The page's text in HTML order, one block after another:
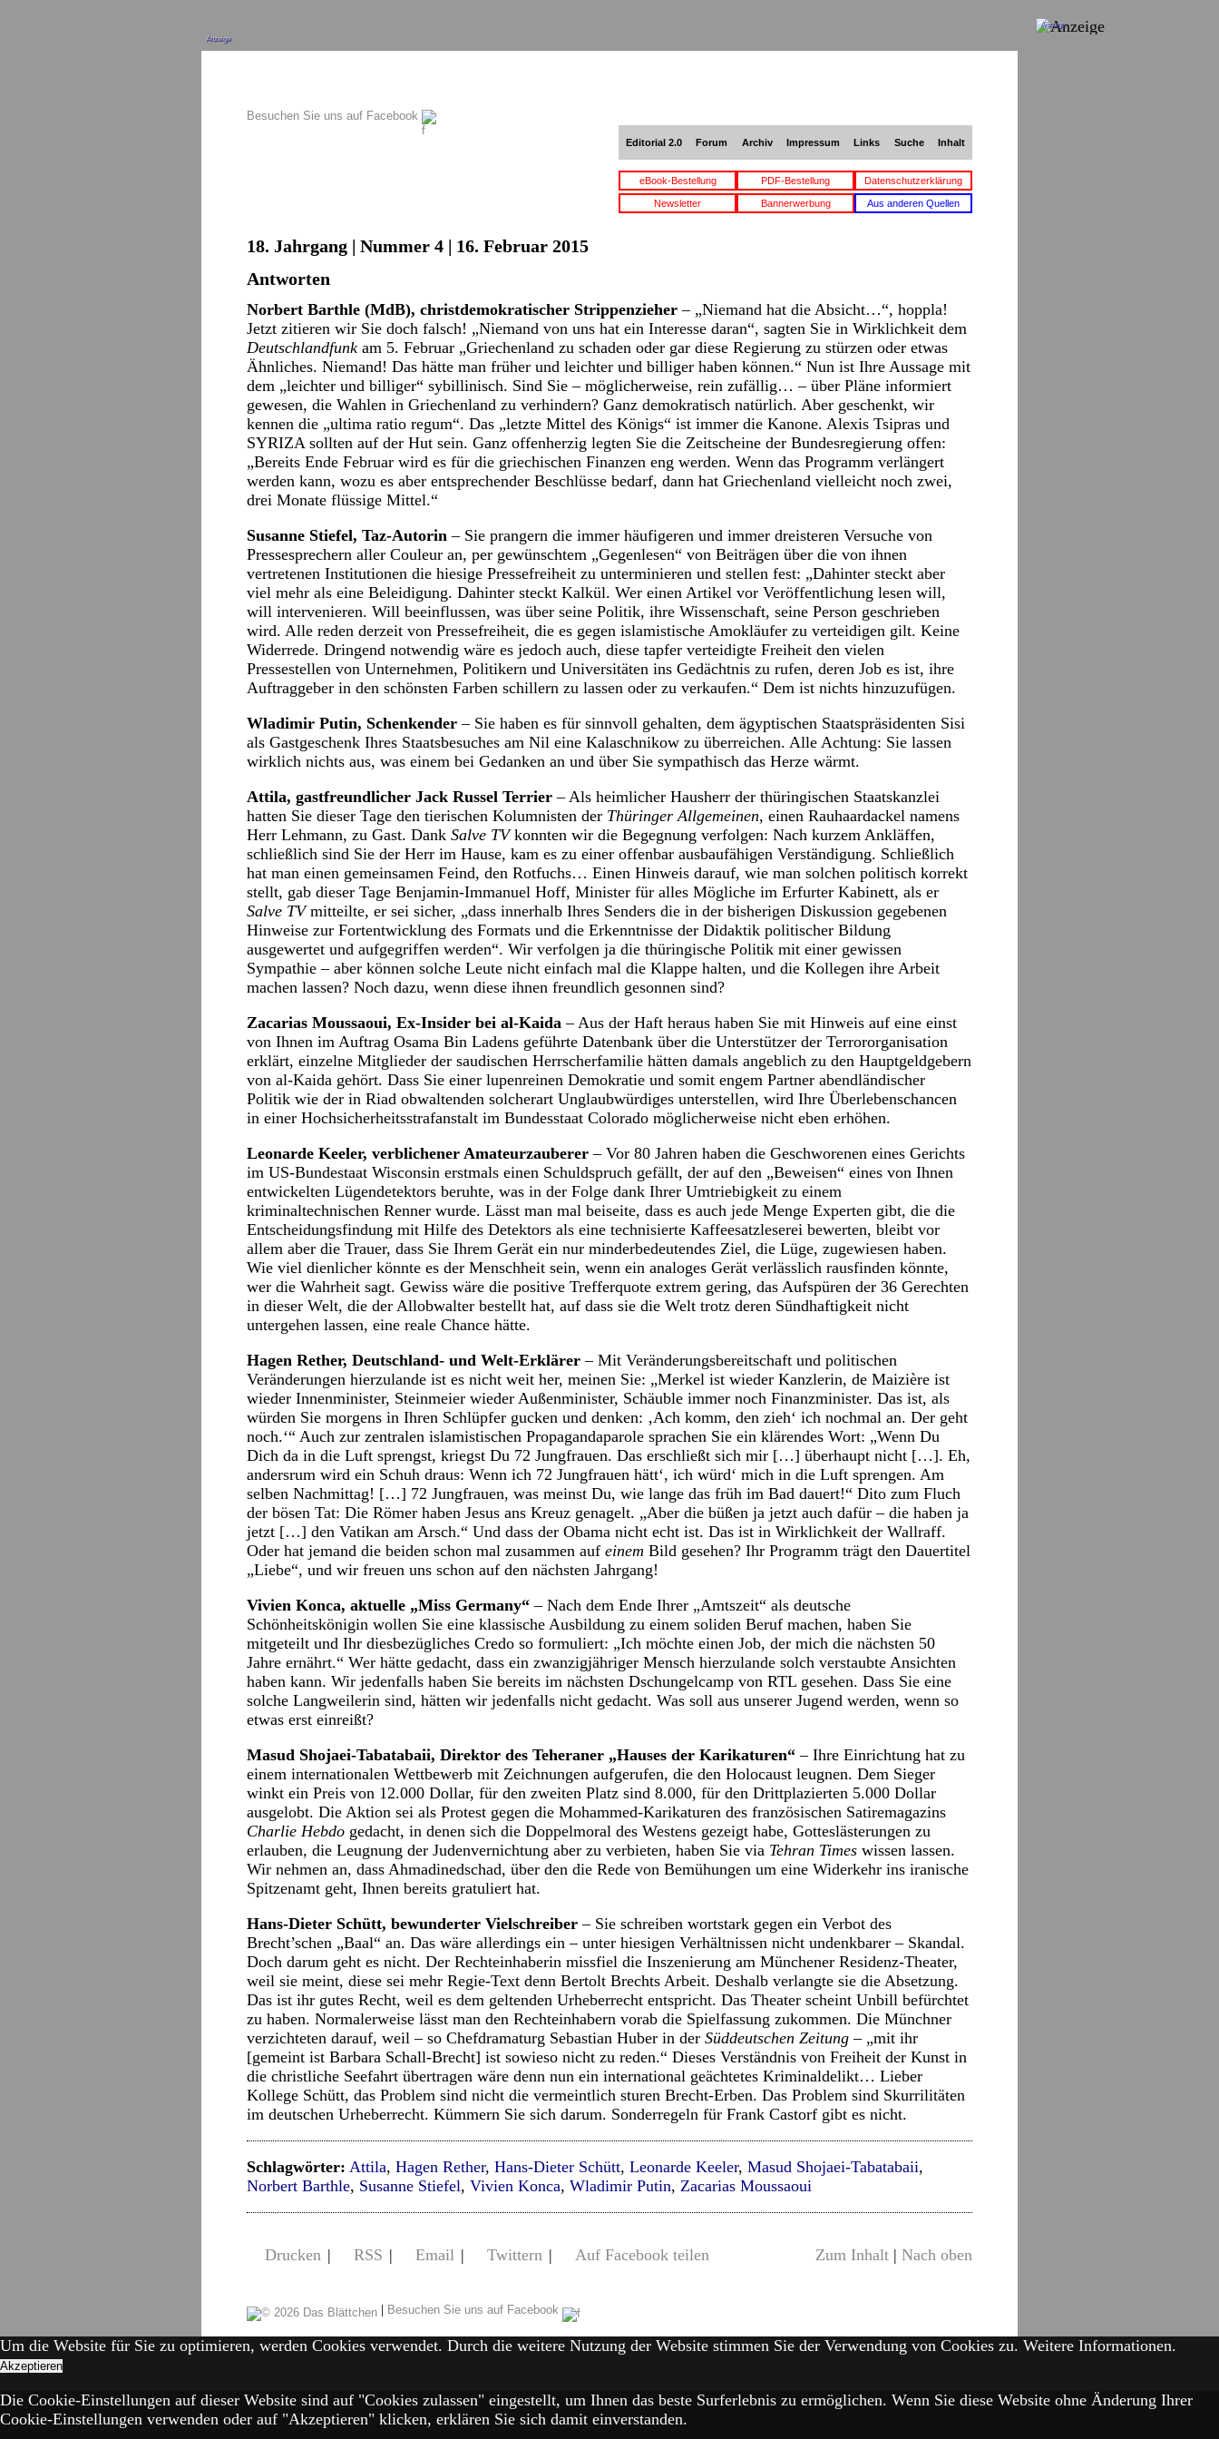
Anzeige
Besuchen Sie uns auf Facebook
Editorial 2.0 Forum Archiv Impressum Links Suche Inhalt
eBook-Bestellung PDF-Bestellung Datenschutzerklärung
Newsletter Bannerwerbung Aus anderen Quellen
18. Jahrgang | Nummer 4 | 16. Februar 2015
Antworten
Norbert Barthle (MdB), christdemokratischer Strippenzieher – „Niemand hat die Absicht…“, hoppla!
Jetzt zitieren wir Sie doch falsch! „Niemand von uns hat ein Interesse daran“, sagten Sie in Wirklichkeit dem
Deutschlandfunk am 5. Februar „Griechenland zu schaden oder gar diese Regierung zu stürzen oder etwas
Ähnliches. Niemand! Das hätte man früher und leichter und billiger haben können.“ Nun ist Ihre Aussage mit
dem „leichter und billiger“ sybillinisch. Sind Sie – möglicherweise, rein zufällig… – über Pläne informiert
gewesen, die Wahlen in Griechenland zu verhindern? Ganz demokratisch natürlich. Aber geschenkt, wir
kennen die „ultima ratio regum“. Das „letzte Mittel des Königs“ ist immer die Kanone. Alexis Tsipras und
SYRIZA sollten auf der Hut sein. Ganz offenherzig legten Sie die Zeitscheine der Bundesregierung offen:
„Bereits Ende Februar wird es für die griechischen Finanzen eng werden. Wenn das Programm verlängert
werden kann, wozu es aber entsprechender Beschlüsse bedarf, dann hat Griechenland vielleicht noch zwei,
drei Monate flüssige Mittel.“
Susanne Stiefel, Taz-Autorin – Sie prangern die immer häufigeren und immer dreisteren Versuche von
Pressesprechern aller Couleur an, per gewünschtem „Gegenlesen“ von Beiträgen über die von ihnen
vertretenen Institutionen die hiesige Pressefreiheit zu unterminieren und stellen fest: „Dahinter steckt aber
viel mehr als eine Beleidigung. Dahinter steckt Kalkül. Wer einen Artikel vor Veröffentlichung lesen will,
will intervenieren. Will beeinflussen, was über seine Politik, ihre Wissenschaft, seine Person geschrieben
wird. Alle reden derzeit von Pressefreiheit, die es gegen islamistische Amokläufer zu verteidigen gilt. Keine
Widerrede. Dringend notwendig wäre es jedoch auch, diese tapfer verteidigte Freiheit den vielen
Pressestellen von Unternehmen, Politikern und Universitäten ins Gedächtnis zu rufen, deren Job es ist, ihre
Auftraggeber in den schönsten Farben schillern zu lassen oder zu verkaufen.“ Dem ist nichts hinzuzufügen.
Wladimir Putin, Schenkender – Sie haben es für sinnvoll gehalten, dem ägyptischen Staatspräsidenten Sisi
als Gastgeschenk Ihres Staatsbesuches am Nil eine Kalaschnikow zu überreichen. Alle Achtung: Sie lassen
wirklich nichts aus, was einem bei Gedanken an und über Sie sympathisch das Herze wärmt.
Attila, gastfreundlicher Jack Russel Terrier – Als heimlicher Hausherr der thüringischen Staatskanzlei
hatten Sie dieser Tage den tierischen Kolumnisten der Thüringer Allgemeinen, einen Rauhaardackel namens
Herr Lehmann, zu Gast. Dank Salve TVkonnten wir die Begegnung verfolgen: Nach kurzem Ankläffen,
schließlich sind Sie der Herr im Hause, kam es zu einer offenbar ausbaufähigen Verständigung. Schließlich
hat man einen gemeinsamen Feind, den Rotfuchs… Einen Hinweis darauf, wie man solchen politisch korrekt
stellt, gab dieser Tage Benjamin-Immanuel Hoff, Minister für alles Mögliche im Erfurter Kabinett, als er
Salve TVmitteilte, er sei sicher, „dass innerhalb Ihres Senders die in der bisherigen Diskussion gegebenen
Hinweise zur Fortentwicklung des Formats und die Erkenntnisse der Didaktik politischer Bildung
ausgewertet und aufgegriffen werden“. Wir verfolgen ja die thüringische Politik mit einer gewissen
Sympathie – aber können solche Leute nicht einfach mal die Klappe halten, und die Kollegen ihre Arbeit
machen lassen? Noch dazu, wenn diese ihnen freundlich gesonnen sind?
Zacarias Moussaoui, Ex-Insider bei al-Kaida – Aus der Haft heraus haben Sie mit Hinweis auf eine einst
von Ihnen im Auftrag Osama Bin Ladens geführte Datenbank über die Unterstützer der Terrororganisation
erklärt, einzelne Mitglieder der saudischen Herrscherfamilie hätten damals angeblich zu den Hauptgeldgebern
von al-Kaida gehört. Dass Sie einer lupenreinen Demokratie und somit engem Partner abendländischer
Politik wie der in Riad obwaltenden solcherart Unglaubwürdiges unterstellen, wird Ihre Überlebenschancen
in einer Hochsicherheitsstrafanstalt im Bundesstaat Colorado möglicherweise nicht eben erhöhen.
Leonarde Keeler, verblichener Amateurzauberer – Vor 80 Jahren haben die Geschworenen eines Gerichts
im US-Bundestaat Wisconsin erstmals einen Schuldspruch gefällt, der auf den „Beweisen“ eines von Ihnen
entwickelten Lügendetektors beruhte, was in der Folge dank Ihrer Umtriebigkeit zu einem
kriminaltechnischen Renner wurde. Lässt man mal beiseite, dass es auch jede Menge Experten gibt, die die
Entscheidungsfindung mit Hilfe des Detektors als eine technisierte Kaffeesatzleserei bewerten, bleibt vor
allem aber die Trauer, dass Sie Ihrem Gerät ein nur minderbedeutendes Ziel, die Lüge, zugewiesen haben.
Wie viel dienlicher könnte es der Menschheit sein, wenn ein analoges Gerät verlässlich rausfinden könnte,
wer die Wahrheit sagt. Gewiss wäre die positive Trefferquote extrem gering, das Aufspüren der 36 Gerechten
in dieser Welt, die der Allobwalter bestellt hat, auf dass sie die Welt trotz deren Sündhaftigkeit nicht
untergehen lassen, eine reale Chance hätte.
Hagen Rether, Deutschland- und Welt-Erklärer – Mit Veränderungsbereitschaft und politischen
Veränderungen hierzulande ist es nicht weit her, meinen Sie: „Merkel ist wieder Kanzlerin, de Maizière ist
wieder Innenminister, Steinmeier wieder Außenminister, Schäuble immer noch Finanzminister. Das ist, als
würden Sie morgens in Ihren Schlüpfer gucken und denken: ‚Ach komm, den zieh‘ ich nochmal an. Der geht
noch.‘“ Auch zur zentralen islamistischen Propagandaparole sprachen Sie ein klärendes Wort: „Wenn Du
Dich da in die Luft sprengst, kriegst Du 72 Jungfrauen. Das erschließt sich mir […] überhaupt nicht […]. Eh,
andersrum wird ein Schuh draus: Wenn ich 72 Jungfrauen hätt‘, ich würd‘ mich in die Luft sprengen. Am
selben Nachmittag! […] 72 Jungfrauen, was meinst Du, wie lange das früh im Bad dauert!“ Dito zum Fluch
der bösen Tat: Die Römer haben Jesus ans Kreuz genagelt. „Aber die büßen ja jetzt auch dafür – die haben ja
jetzt […] den Vatikan am Arsch.“ Und dass der Obama nicht echt ist. Das ist in Wirklichkeit der Wallraff.
Oder hat jemand die beiden schon mal zusammen auf einem Bild gesehen? Ihr Programm trägt den Dauertitel
„Liebe“, und wir freuen uns schon auf den nächsten Jahrgang!
Vivien Konca, aktuelle „Miss Germany“ – Nach dem Ende Ihrer „Amtszeit“ als deutsche
Schönheitskönigin wollen Sie eine klassische Ausbildung zu einem soliden Beruf machen, haben Sie
mitgeteilt und Ihr diesbezügliches Credo so formuliert: „Ich möchte einen Job, der mich die nächsten 50
Jahre ernährt.“ Wer hätte gedacht, dass ein zwanzigjähriger Mensch hierzulande solch verstaubte Ansichten
haben kann. Wir jedenfalls haben Sie bereits im nächsten Dschungelcamp von RTL gesehen. Dass Sie eine
solche Langweilerin sind, hätten wir jedenfalls nicht gedacht. Was soll aus unserer Jugend werden, wenn so
etwas erst einreißt?
Masud Shojaei-Tabatabaii, Direktor des Teheraner „Hauses der Karikaturen“ – Ihre Einrichtung hat zu
einem internationalen Wettbewerb mit Zeichnungen aufgerufen, die den Holocaust leugnen. Dem Sieger
winkt ein Preis von 12.000 Dollar, für den zweiten Platz sind 8.000, für den Drittplazierten 5.000 Dollar
ausgelobt. Die Aktion sei als Protest gegen die Mohammed-Karikaturen des französischen Satiremagazins
Charlie Hebdo gedacht, in denen sich die Doppelmoral des Westens gezeigt habe, Gotteslästerungen zu
erlauben, die Leugnung der Judenvernichtung aber zu verbieten, haben Sie via Tehran Times wissen lassen.
Wir nehmen an, dass Ahmadinedschad, über den die Rede von Bemühungen um eine Widerkehr ins iranische
Spitzenamt geht, Ihnen bereits gratuliert hat.
Hans-Dieter Schütt, bewunderter Vielschreiber – Sie schreiben wortstark gegen ein Verbot des
Brecht’schen „Baal“ an. Das wäre allerdings ein – unter hiesigen Verhältnissen nicht undenkbarer – Skandal.
Doch darum geht es nicht. Der Rechteinhaberin missfiel die Inszenierung am Münchener Residenz-Theater,
weil sie meint, diese sei mehr Regie-Text denn Bertolt Brechts Arbeit. Deshalb verlangte sie die Absetzung.
Das ist ihr gutes Recht, weil es dem geltenden Urheberrecht entspricht. Das Theater scheint Unbill befürchtet
zu haben. Normalerweise lässt man den Rechteinhabern vorab die Spielfassung zukommen. Die Münchner
verzichteten darauf, weil – so Chefdramaturg Sebastian Huber in der Süddeutschen Zeitung – „mit ihr
[gemeint ist Barbara Schall-Brecht] ist sowieso nicht zu reden.“ Dieses Verständnis von Freiheit der Kunst in
die christliche Seefahrt übertragen wäre denn nun ein international geächtetes Kriminaldelikt… Lieber
Kollege Schütt, das Problem sind nicht die vermeintlich sturen Brecht-Erben. Das Problem sind Skurrilitäten
im deutschen Urheberrecht. Kümmern Sie sich darum. Sonderregeln für Frank Castorf gibt es nicht.
Schlagwörter: Attila, Hagen Rether, Hans-Dieter Schütt, Leonarde Keeler, Masud Shojaei-Tabatabaii,
Norbert Barthle, Susanne Stiefel, Vivien Konca, Wladimir Putin, Zacarias Moussaoui
Drucken | RSS | Email | Twittern | Auf Facebook teilen Zum Inhalt | Nach oben
| Besuchen Sie uns auf Facebook
Anzeige
Um die Website für Sie zu optimieren, werden Cookies verwendet. Durch die weitere Nutzung der Website stimmen Sie der Verwendung von Cookies zu. Weitere Informationen.
Akzeptieren
Die Cookie-Einstellungen auf dieser Website sind auf "Cookies zulassen" eingestellt, um Ihnen das beste Surferlebnis zu ermöglichen. Wenn Sie diese Website ohne Änderung Ihrer
Cookie-Einstellungen verwenden oder auf "Akzeptieren" klicken, erklären Sie sich damit einverstanden.